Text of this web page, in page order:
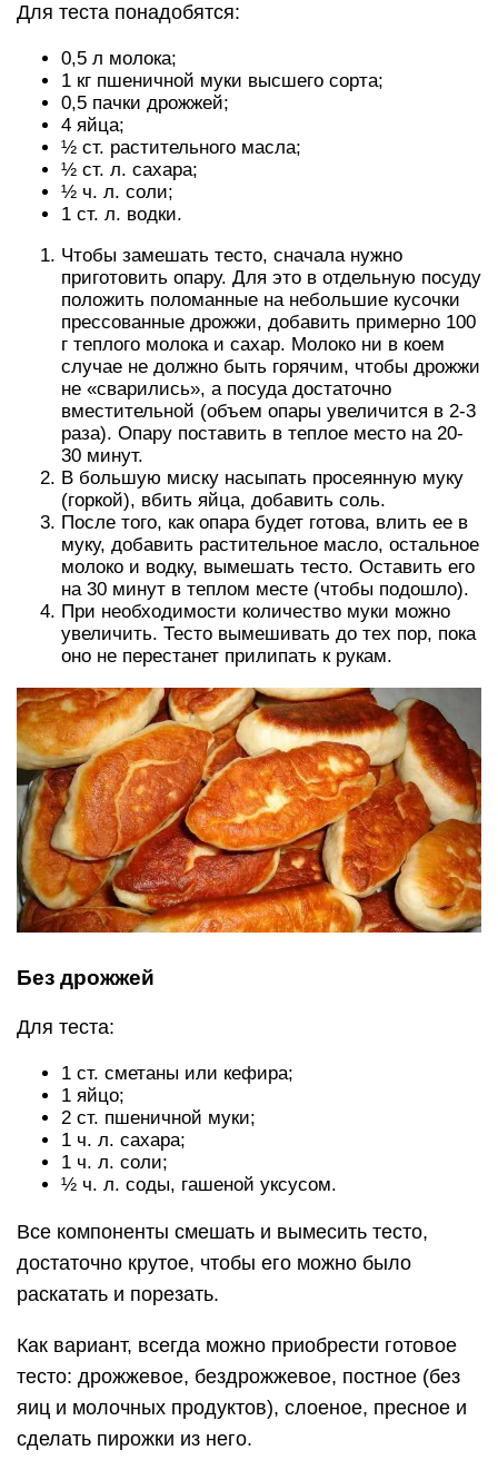
Для теста понадобятся:
0,5 л молока;
1 кг пшеничной муки высшего сорта;
0,5 пачки дрожжей;
4 яйца;
½ ст. растительного масла;
½ ст. л. сахара;
½ ч. л. соли;
1 ст. л. водки.
Чтобы замешать тесто, сначала нужно
приготовить опару. Для это в отдельную посуду
положить поломанные на небольшие кусочки
прессованные дрожжи, добавить примерно 100
г теплого молока и сахар. Молоко ни в коем
случае не должно быть горячим, чтобы дрожжи
не «сварились», а посуда достаточно
вместительной (объем опары увеличится в 2-3
раза). Опару поставить в теплое место на 20-
30 минут.
В большую миску насыпать просеянную муку
(горкой), вбить яйца, добавить соль.
После того, как опара будет готова, влить ее в
муку, добавить растительное масло, остальное
молоко и водку, вымешать тесто. Оставить его
на 30 минут в теплом месте (чтобы подошло).
При необходимости количество муки можно
увеличить. Тесто вымешивать до тех пор, пока
оно не перестанет прилипать к рукам.
Без дрожжей
Для теста:
1 ст. сметаны или кефира;
1 яйцо;
2 ст. пшеничной муки;
1 ч. л. сахара;
1 ч. л. соли;
½ ч. л. соды, гашеной уксусом.
Все компоненты смешать и вымесить тесто,
достаточно крутое, чтобы его можно было
раскатать и порезать.
Как вариант, всегда можно приобрести готовое
тесто: дрожжевое, бездрожжевое, постное (без
яиц и молочных продуктов), слоеное, пресное и
сделать пирожки из него.